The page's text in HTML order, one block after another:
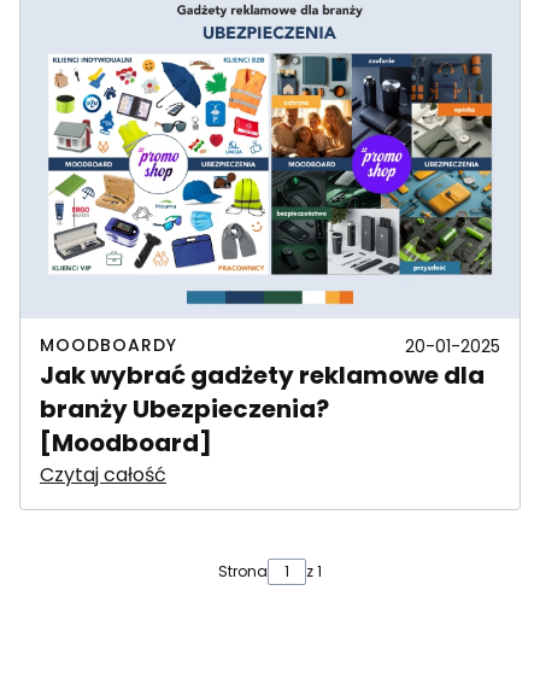
MOODBOARDY 20-01-2025
Jak wybrać gadżety reklamowe dla
branży Ubezpieczenia?
[Moodboard]
Czytaj całość
Strona z 1